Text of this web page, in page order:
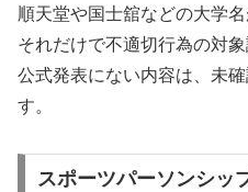
順天堂や国士舘などの大学
それだけで不適切行為の対
公式発表にない内容は、未
す。
スポーツパーソンシッ